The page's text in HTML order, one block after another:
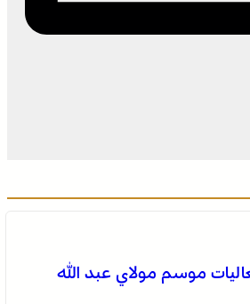
موسم مولاي عبد الله